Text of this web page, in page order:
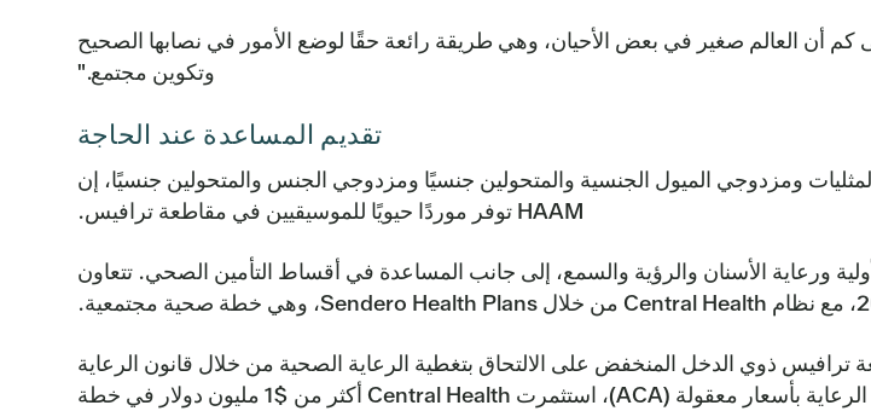
أن العالم صغير في بعض الأحيان، وهي طريقة رائعة حقًا لوضع الأمور في نصابها الصحيح
وتكوين مجتمع."
تقديم المساعدة عند الحاجة
ومزدوجي الميول الجنسية والمتحولين جنسيًا ومزدوجي الجنس والمتحولين جنسيًا، إن
HAAM توفر موردًا حيويًا للموسيقيين في مقاطعة ترافيس.
ورعاية الأسنان والرؤية والسمع، إلى جانب المساعدة في أقساط التأمين الصحي. تتعاون
ذوي الدخل المنخفض على الالتحاق بتغطية الرعاية الصحية من خلال قانون الرعاية
الصحية الميسرة. وكدافع لإعانات الرعاية الصحية لسنديرو كجزء من قانون الرعاية بأسعار معقولة (ACA)، استثمرت Central Health أكثر من $1 مليون دولار في خطة